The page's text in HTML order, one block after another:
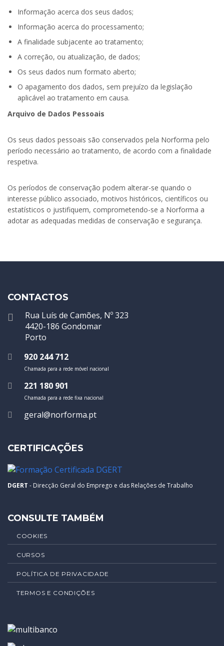
Informação acerca dos seus dados;
Informação acerca do processamento;
A finalidade subjacente ao tratamento;
A correção, ou atualização, de dados;
Os seus dados num formato aberto;
O apagamento dos dados, sem prejuízo da legislação
aplicável ao tratamento em causa.
Arquivo de Dados Pessoais
Os seus dados pessoais são conservados pela Norforma pelo
período necessário ao tratamento, de acordo com a finalidade
respetiva.
Os períodos de conservação podem alterar-se quando o
interesse público associado, motivos históricos, científicos ou
estatísticos o justifiquem, comprometendo-se a Norforma a
adotar as adequadas medidas de conservação e segurança.
CONTACTOS
Rua Luís de Camões, Nº 323
4420-186 Gondomar
Porto
920 244 712
Chamada para a rede móvel nacional
221 180 901
Chamada para a rede fixa nacional
geral@norforma.pt
CERTIFICAÇÕES
DGERT - Direcção Geral do Emprego e das Relações de Trabalho
CONSULTE TAMBÉM
COOKIES
CURSOS
POLÍTICA DE PRIVACIDADE
TERMOS E CONDIÇÕES